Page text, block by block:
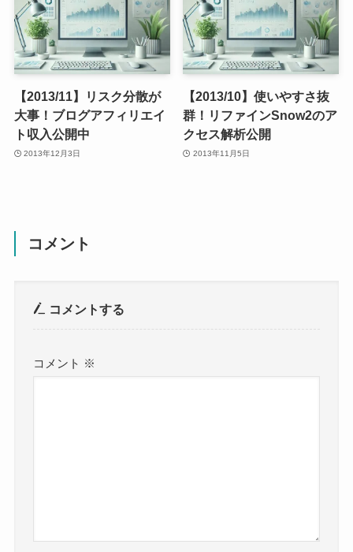
【2013/11】リスク分散が
大事！ブログアフィリエイ
ト収入公開中
2013年12月3日
【2013/10】使いやすさ抜
群！リファインSnow2のア
クセス解析公開
2013年11月5日
コメント
コメントする
コメント ※